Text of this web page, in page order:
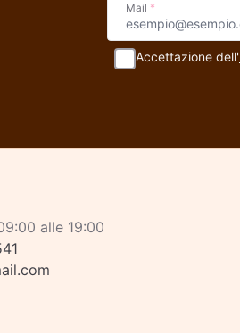
Mail *
Accettazione dell'
alle 19:00